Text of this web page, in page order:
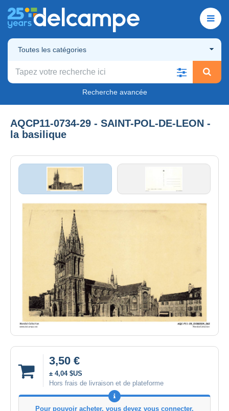
Toutes les catégories
Recherche avancée
AQCP11-0734-29 - SAINT-POL-DE-LEON -
la basilique
3,50 €
± 4,04 $US
Hors frais de livraison et de plateforme
Pour pouvoir acheter, vous devez vous connecter.